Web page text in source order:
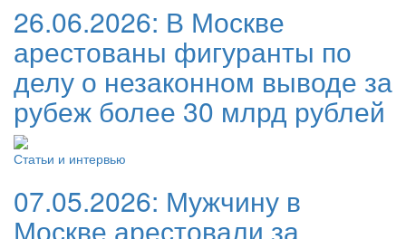
26.06.2026: В Москве
арестованы фигуранты по
делу о незаконном выводе за
рубеж более 30 млрд рублей
Статьи и интервью
07.05.2026: Мужчину в
Москве арестовали за